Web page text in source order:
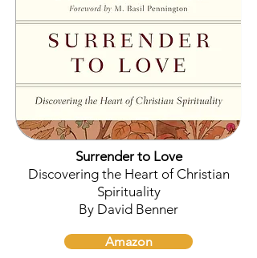
Surrender to Love
Discovering the Heart of Christian
Spirituality
By David Benner
Amazon